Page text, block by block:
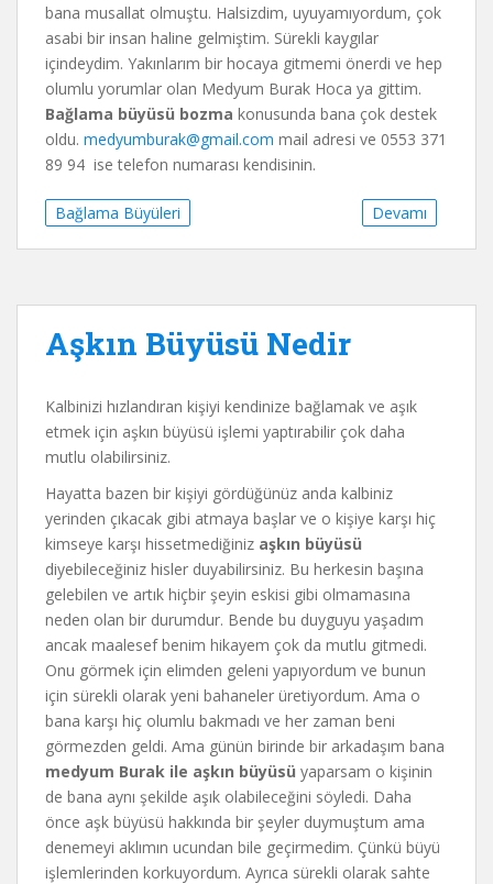
bana musallat olmuştu. Halsizdim, uyuyamıyordum, çok
asabi bir insan haline gelmiştim. Sürekli kaygılar
içindeydim. Yakınlarım bir hocaya gitmemi önerdi ve hep
olumlu yorumlar olan Medyum Burak Hoca ya gittim.
Bağlama büyüsü bozma konusunda bana çok destek
oldu. medyumburak@gmail.com mail adresi ve 0553 371
89 94 ise telefon numarası kendisinin.
Devamı
Bağlama Büyüleri
Aşkın Büyüsü Nedir
Kalbinizi hızlandıran kişiyi kendinize bağlamak ve aşık
etmek için aşkın büyüsü işlemi yaptırabilir çok daha
mutlu olabilirsiniz.
Hayatta bazen bir kişiyi gördüğünüz anda kalbiniz
yerinden çıkacak gibi atmaya başlar ve o kişiye karşı hiç
kimseye karşı hissetmediğiniz aşkın büyüsü
diyebileceğiniz hisler duyabilirsiniz. Bu herkesin başına
gelebilen ve artık hiçbir şeyin eskisi gibi olmamasına
neden olan bir durumdur. Bende bu duyguyu yaşadım
ancak maalesef benim hikayem çok da mutlu gitmedi.
Onu görmek için elimden geleni yapıyordum ve bunun
için sürekli olarak yeni bahaneler üretiyordum. Ama o
bana karşı hiç olumlu bakmadı ve her zaman beni
görmezden geldi. Ama günün birinde bir arkadaşım bana
medyum Burak ile aşkın büyüsü yaparsam o kişinin
de bana aynı şekilde aşık olabileceğini söyledi. Daha
önce aşk büyüsü hakkında bir şeyler duymuştum ama
denemeyi aklımın ucundan bile geçirmedim. Çünkü büyü
işlemlerinden korkuyordum. Ayrıca sürekli olarak sahte